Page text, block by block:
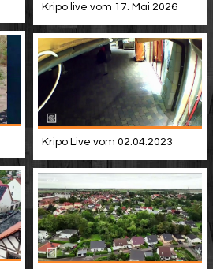
Kripo live vom 17. Mai 2026
Kripo Live vom 02.04.2023